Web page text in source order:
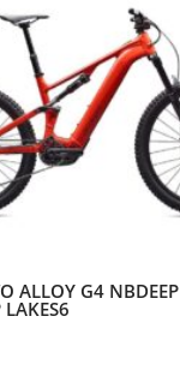
ALLOY G4 NBDEEP